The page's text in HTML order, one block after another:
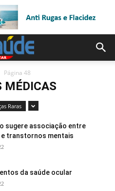
Página 48
MÉDICAS
Raras
sugere associação entre
transtornos mentais
da saúde ocular